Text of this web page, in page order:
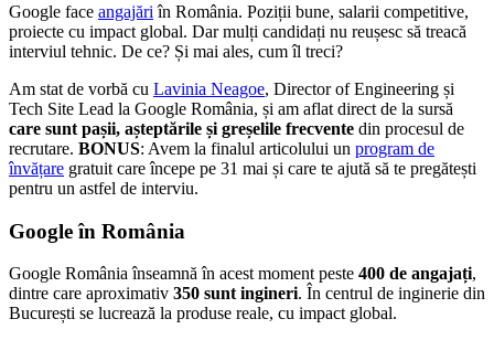
Google face angajări în România. Poziții bune, salarii competitive,
proiecte cu impact global. Dar mulți candidați nu reușesc să treacă
interviul tehnic. De ce? Și mai ales, cum îl treci?
Am stat de vorbă cu Lavinia Neagoe, Director of Engineering și
Tech Site Lead la Google România, și am aflat direct de la sursă
care sunt pașii, așteptările și greșelile frecvente din procesul de
recrutare. BONUS: Avem la finalul articolului un program de
învățare gratuit care începe pe 31 mai și care te ajută să te pregătești
pentru un astfel de interviu.
Google în România
Google România înseamnă în acest moment peste 400 de angajați,
dintre care aproximativ 350 sunt ingineri. În centrul de inginerie din
București se lucrează la produse reale, cu impact global.